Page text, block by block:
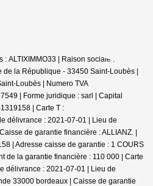
ALTIXIMMO33 | Raison sociale : IMMAJE
de la République - 33450 Saint-Loubès |
Loubès | Numero TVA
| Forme juridique : sarl | Capital
| Carte T :
délivrance : 2021-07-01 | Lieu de
de garantie financière : ALLIANZ. |
| Adresse caisse de garantie : 1 COURS
de la garantie financière : 110 000 | Carte
délivrance : 2021-07-01 | Lieu de
33000 bordeaux | Caisse de garantie